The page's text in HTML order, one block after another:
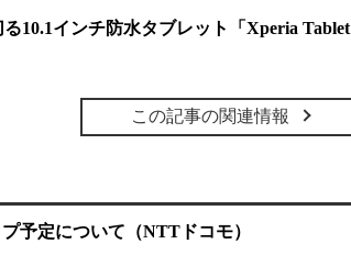
10.1インチ防水タブレット「Xperia Tablet
この記事の関連情報
予定について（NTTドコモ）